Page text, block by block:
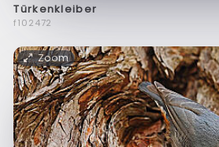
Türkenkleiber
f102472
Zoom